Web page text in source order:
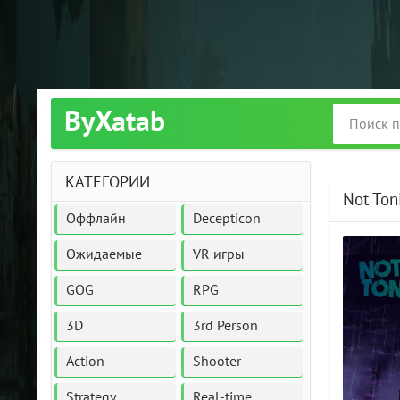
ByXatab
Not
КАТЕГОРИИ
Оффлайн Decepticon
Ожидаемые VR игры
GOG RPG
3D 3rd Person
Action Shooter